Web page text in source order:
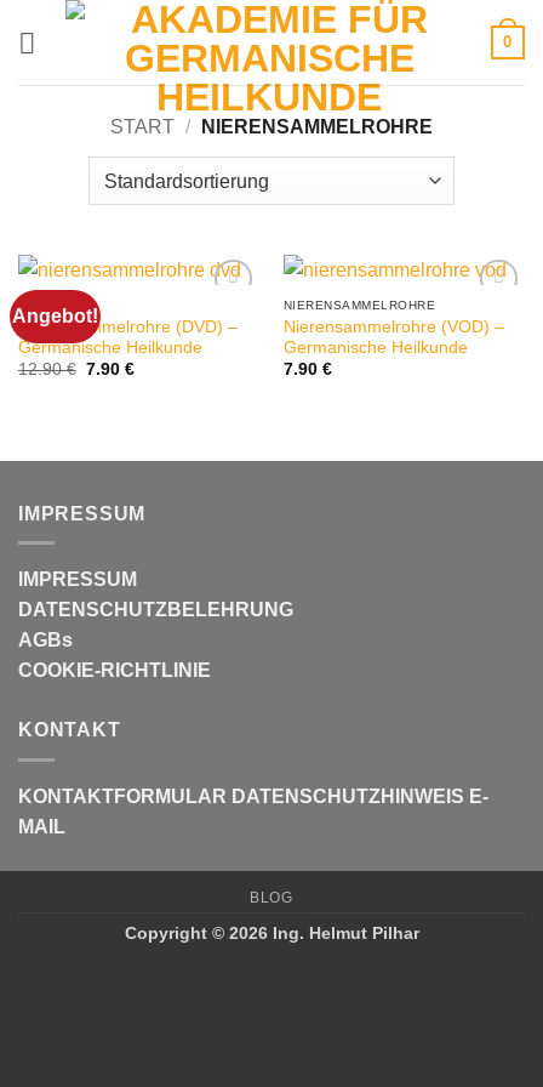
0
START / NIERENSAMMELROHRE
Angebot!
Nierensammelrohre (DVD) –
Germanische Heilkunde
12.90€ Ursprünglicher
7.90 €Aktueller
NIERENSAMMELROHRE
Nierensammelrohre (VOD) –
Germanische Heilkunde
7.90 €
IMPRESSUM
IMPRESSUM
DATENSCHUTZBELEHRUNG
AGBs
COOKIE-RICHTLINIE
KONTAKT
KONTAKTFORMULAR DATENSCHUTZHINWEIS E-
MAIL
BLOG
Copyright © 2026 Ing. Helmut Pilhar